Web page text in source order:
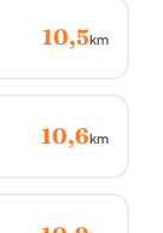
10,5km
10,6km